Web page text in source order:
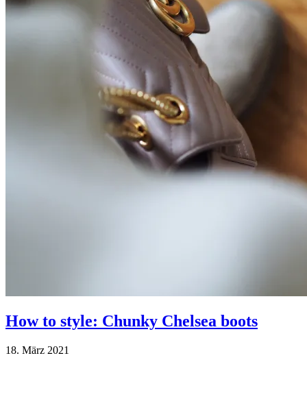
How to style: Chunky Chelsea boots
18. März 2021